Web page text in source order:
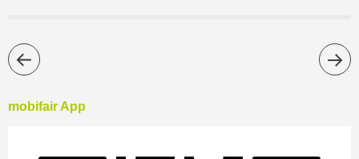
mobifair App